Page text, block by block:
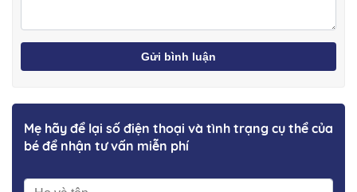
Gửi bình luận
Mẹ hãy để lại số điện thoại và tình trạng cụ thể của
bé để nhận tư vấn miễn phí